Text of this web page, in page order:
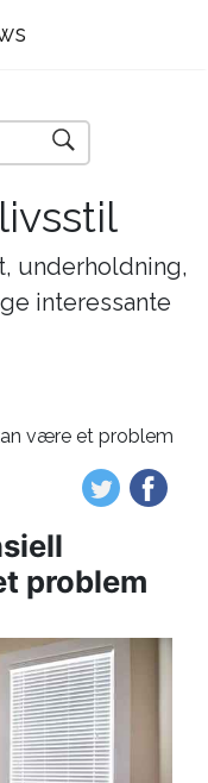
underholdning,
interessante
være et problem
problem